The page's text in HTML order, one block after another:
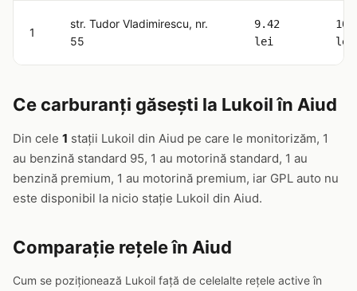
1
str. Tudor Vladimirescu, nr.
55
9.42
lei
lei
Ce carburanți găsești la Lukoil în Aiud
Din cele 1 stații Lukoil din Aiud pe care le monitorizăm, 1
au benzină standard 95, 1 au motorină standard, 1 au
benzină premium, 1 au motorină premium, iar GPL auto nu
este disponibil la nicio stație Lukoil din Aiud.
Comparație rețele în Aiud
Cum se poziționează Lukoil față de celelalte rețele active în